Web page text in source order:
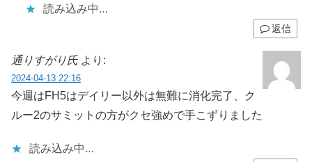
読み込み中…
返信
通りすがり氏 より:
2024-04-13 22:16
今週はFH5はデイリー以外は無難に消化完了、ク
ルー2のサミットの方がクセ強めで手こずりました
読み込み中…